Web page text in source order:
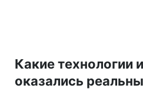
Какие технологии
оказались